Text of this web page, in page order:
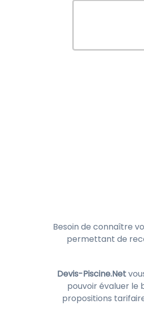
Besoin de connaître
permettant de
Devis-Piscine.Net
pouvoir évaluer le
propositions